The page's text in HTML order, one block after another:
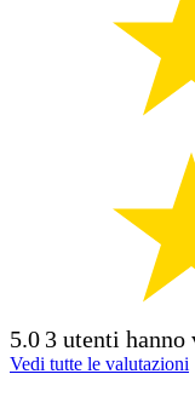
5.0 3 utenti hanno
Vedi tutte le valutazioni